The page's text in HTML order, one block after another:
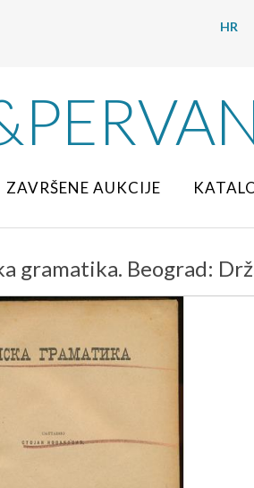
HR
ZAVRŠENE AUKCIJE
gramatika. Beograd: